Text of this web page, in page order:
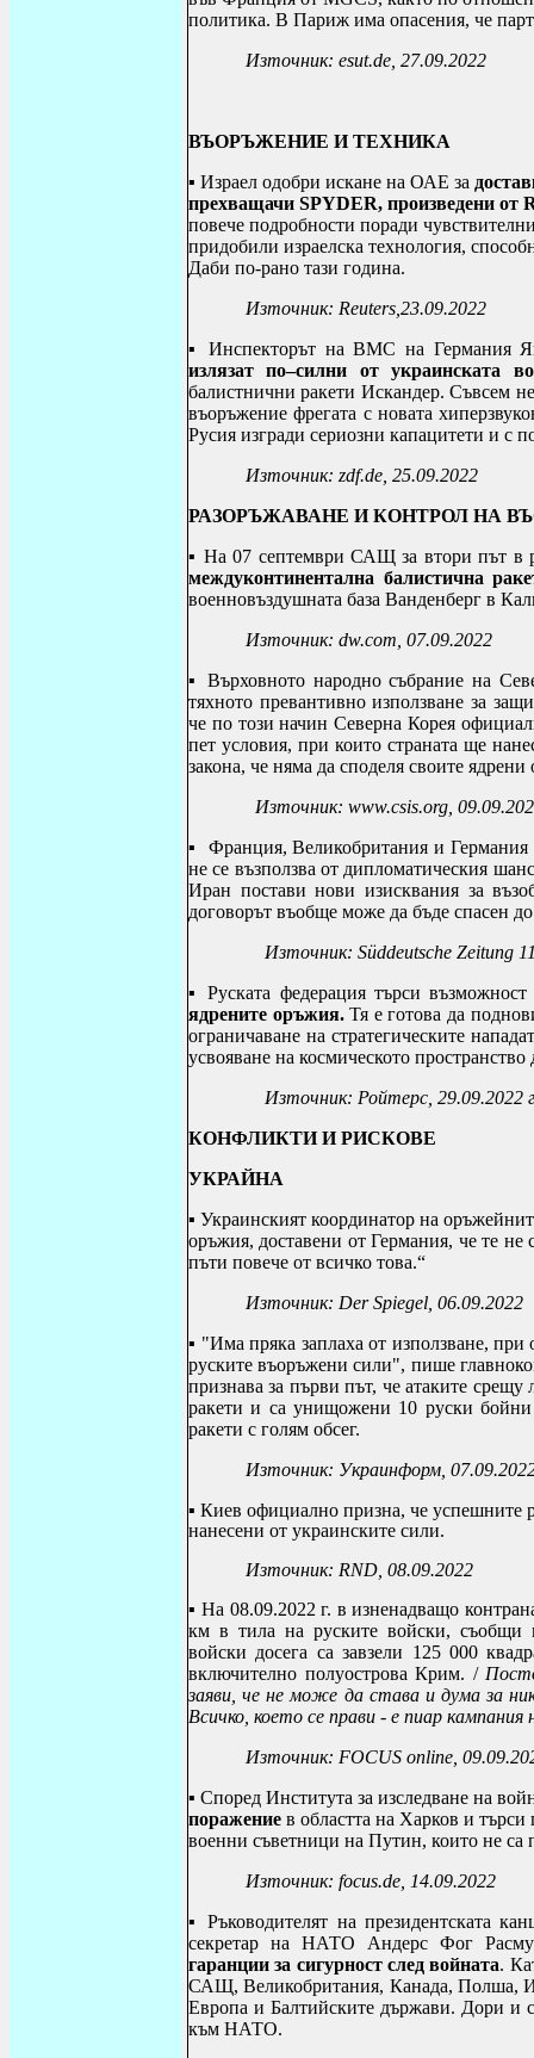
политика. В Париж има опасения, че
Източник: esut.de, 27.09.2022
ВЪОРЪЖЕНИЕ И ТЕХНИКА
▪ Израел одобри искане на ОАЕ за
прехващачи SPYDER, произведени от
повече подробности поради
придобили израелска технология,
Даби по-рано тази година.
Източник: Reuters,23.09.2022
▪Инспекторът на ВМС на Германия
излязат по–силни от украинската
балистнични ракети Искандер. Съвсем
въоръжение фрегата с новата
Русия изгради сериозни капацитети и с
Източник: zdf.de, 25.09.2022
РАЗОРЪЖАВАНЕ И КОНТРОЛ НА
▪ На 07 септември САЩ за втори път в
междуконтинентална балистична
военновъздушната база Ванденберг в
Източник: dw.com, 07.09.2022
▪ Върховното народно събрание на
тяхното превантивно използване за
че по този начин Северна Корея
пет условия, при които страната ще
закона, че няма да споделя своите
Източник: www.csis.org, 09.09.202
▪ Франция, Великобритания и Германия
не се възползва от дипломатическия
Иран постави нови изисквания за
договорът въобще може да бъде спасен
Източник: Süddeutsche Zeitung
▪ Руската федерация търси
ядрените оръжия.Тя е готова да
ограничаване на стратегическите
усвояване на космическото пространство
Източник: Ройтерс, 29.09.2022
КОНФЛИКТИ И РИСКОВЕ
УКРАЙНА
▪ Украинският координатор на
оръжия, доставени от Германия, че те не
пъти повече от всичко това.“
Източник: Der Spiegel, 06.09.2022
▪ "Има пряка заплаха от използване, при
руските въоръжени сили", пише
признава за първи път, че атаките
ракети и са унищожени 10 руски
ракети с голям обсег.
Източник: Украинформ,
▪ Киев официално призна, че успешните
нанесени от украинските сили.
Източник: RND, 08.09.2022
▪ На 08.09.2022 г. в изненадващо
км в тила на руските войски, съобщи
войски досега са завзели 125 000
включително полуострова Крим. /
заяви, че не може да става и дума за
Всичко, което се прави - е пиар кампания
Източник: FOCUS online ,
▪ Според Института за изследване на
поражение в областта на Харков и
военни съветници на Путин, които не са
Източник: focus.de, 14.09.2022
▪Ръководителят на президентската
секретар на НАТО Андерс Фог
гаранции за сигурност след войната.
САЩ, Великобритания, Канада, Полша,
Европа и Балтийските държави. Дори и
към НАТО.